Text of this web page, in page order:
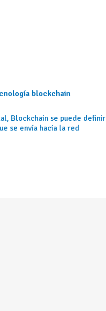
blockchain
Blockchain se puede definir
se envía hacia la red